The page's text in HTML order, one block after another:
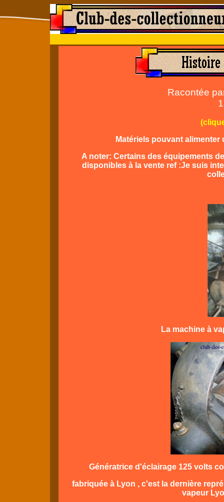
Racontée
Matériels pouvant
A noter: Certains des équipements
disponibles à la vente ref :Je suis
La machine à
Génératrice d'éclairage 125 volts
fabriquée à Lyon , c'est la dernière
vapeur